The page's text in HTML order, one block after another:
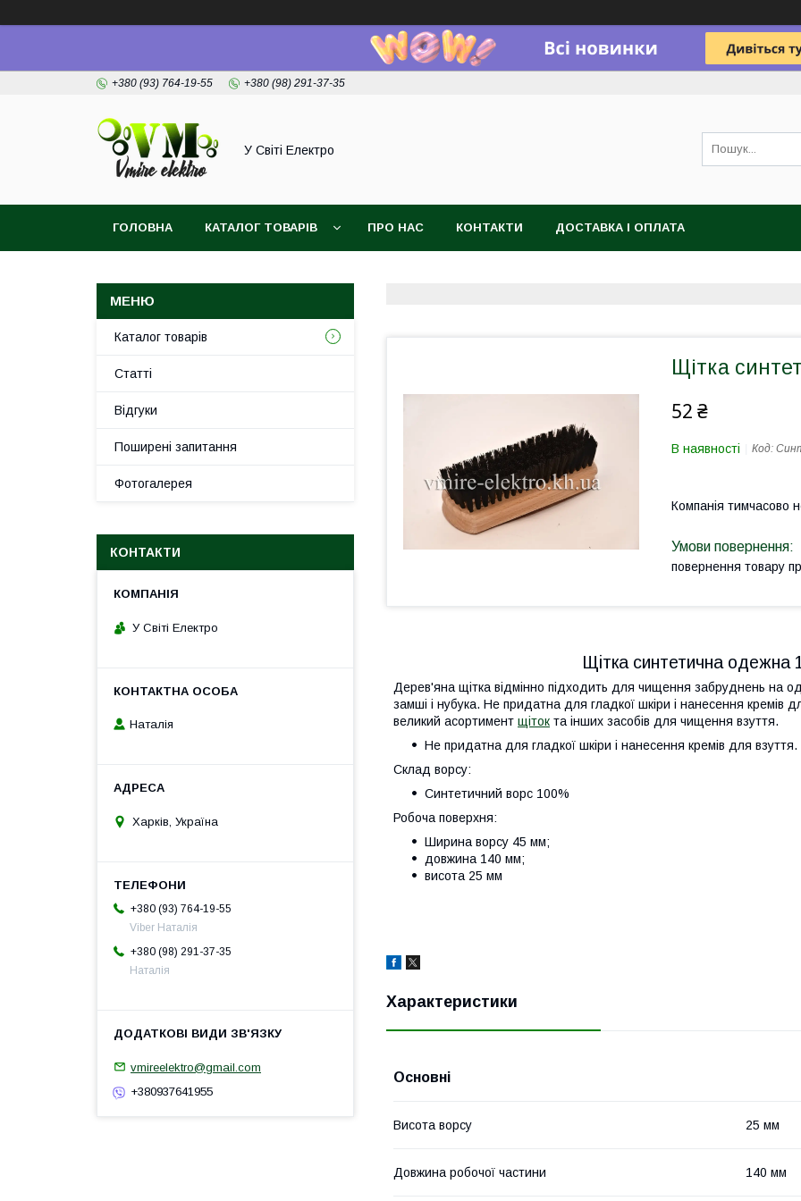
+380 (93) 764-19-55 +380 (98) 291-37-35
У Світі Електро
ГОЛОВНА КАТАЛОГ ТОВАРІВ ПРО НАС КОНТАКТИ ДОСТАВКА І ОПЛАТА
Щітка
52 ₴
В наявності Код:
Компанія тимчасово
повернення товару
Щітка синтетична одежна
Дерев'яна щітка відмінно підходить для чищення забруднень на
замші і нубука. Не придатна для гладкої шкіри і нанесення кремів
великий асортимент щіток та інших засобів для чищення взуття.
Не придатна для гладкої шкіри і нанесення кремів для взуття.
Склад ворсу:
Синтетичний ворс 100%
Робоча поверхня:
Ширина ворсу 45 мм;
довжина 140 мм;
висота 25 мм
Характеристики
Основні
Висота ворсу 25 мм
Довжина робочої частини 140 мм
Каталог товарів
Статті
Відгуки
Поширені запитання
Фотогалерея
КОНТАКТИ
У Світі Електро
Наталія
Харків, Україна
+380 (93) 764-19-55
Viber Наталія
+380 (98) 291-37-35
Наталія
vmireelektro@gmail.com
+380937641955